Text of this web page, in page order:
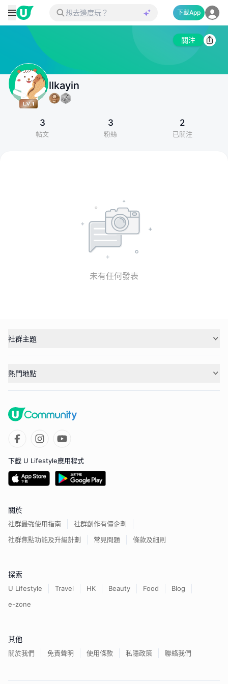
下載App
關注
llkayin
3
帖文
3
粉絲
2
已關注
未有任何發表
社群主題
熱門地點
下載 U Lifestyle應用程式
關於
社群最強使用指南
社群創作有價企劃
社群焦點功能及升級計劃
常見問題 條款及細則
探索
U Lifestyle Travel HK Beauty Food
Blog
e-zone
其他
關於我們 免責聲明 使用條款 私隱政策 聯絡我們